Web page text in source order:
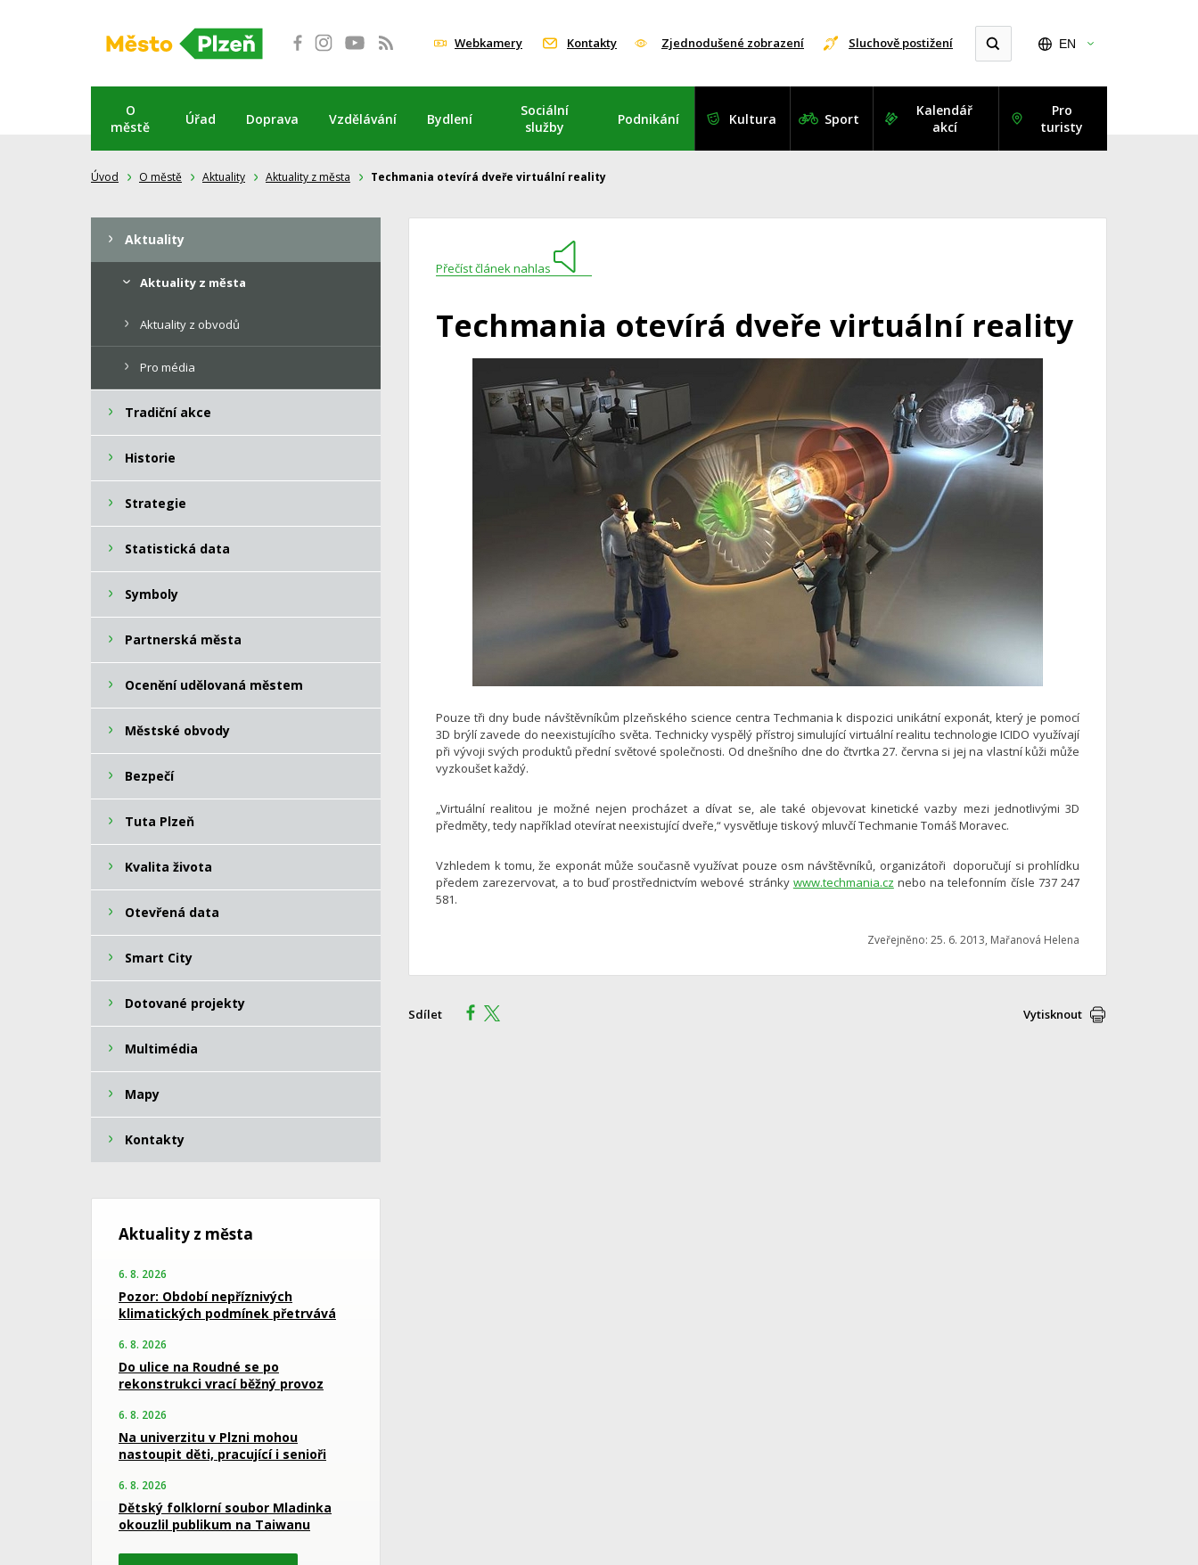
Webkamery Kontakty Zjednodušené zobrazení Sluchově postižení EN
O
městě
Úřad Doprava Vzdělávání Bydlení
Sociální
služby
Podnikání Kultura Sport
Kalendář
akcí
Pro
turisty
Úvod O městě Aktuality Aktuality z města Techmania otevírá dveře virtuální reality
Přečíst článek nahlas
Techmania otevírá dveře virtuální reality
Pouze tři dny bude návštěvníkům plzeňského science centra Techmania k dispozici unikátní exponát, který je pomocí
3D brýlí zavede do neexistujícího světa. Technicky vyspělý přístroj simulující virtuální realitu technologie ICIDO využívají
při vývoji svých produktů přední světové společnosti. Od dnešního dne do čtvrtka 27. června si jej na vlastní kůži může
vyzkoušet každý.
„Virtuální realitou je možné nejen procházet a dívat se, ale také objevovat kinetické vazby mezi jednotlivými 3D
předměty, tedy například otevírat neexistující dveře,“ vysvětluje tiskový mluvčí Techmanie Tomáš Moravec.
Vzhledem k tomu, že exponát může současně využívat pouze osm návštěvníků, organizátoři doporučují si prohlídku
předem zarezervovat, a to buď prostřednictvím webové stránky www.techmania.cz nebo na telefonním čísle 737 247
581.
Zveřejněno: 25. 6. 2013, Mařanová Helena
Sdílet Vytisknout
Aktuality
Aktuality z města
Aktuality z obvodů
Pro média
Tradiční akce
Historie
Strategie
Statistická data
Symboly
Partnerská města
Ocenění udělovaná městem
Městské obvody
Bezpečí
Tuta Plzeň
Kvalita života
Otevřená data
Smart City
Dotované projekty
Multimédia
Mapy
Kontakty
Aktuality z města
6. 8. 2026
Pozor: Období nepříznivých
klimatických podmínek přetrvává
6. 8. 2026
Do ulice na Roudné se po
rekonstrukci vrací běžný provoz
6. 8. 2026
Na univerzitu v Plzni mohou
nastoupit děti, pracující i senioři
6. 8. 2026
Dětský folklorní soubor Mladinka
okouzlil publikum na Taiwanu